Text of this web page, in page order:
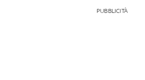
PUBBLICITÀ